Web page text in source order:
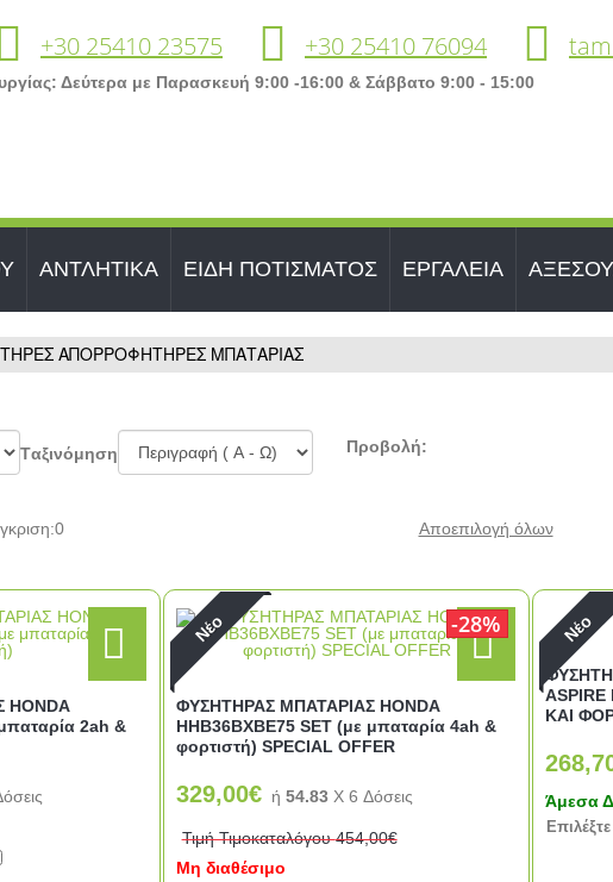
+30 25410 23575 +30 25410 76094
Δεύτερα με Παρασκευή 9:00 -16:00 & Σάββατο 9:00 - 15:00
ΑΝΤΛΗΤΙΚΑ ΕΙΔΗ ΠΟΤΙΣΜΑΤΟΣ ΕΡΓΑΛΕΙΑ
ΑΠΟΡΡΟΦΗΤΗΡΕΣ ΜΠΑΤΑΡΙΑΣ
Tαξινόμηση Προβολή:
0 Αποεπιλογή όλων
2ah &
Νέο 28%
ΦΥΣΗΤΗΡΑΣ ΜΠΑΤΑΡΙΑΣ HONDA
ΗΗΒ36ΒΧΒΕ75 SET (με μπαταρία 4ah &
φορτιστή) SPECIAL OFFER
329,00€ή 54.83X 6 Δόσεις
Τιμή Τιμοκαταλόγου454,00€
Μη διαθέσιμο
Νέο
ΚΑΙ
Άμεσα